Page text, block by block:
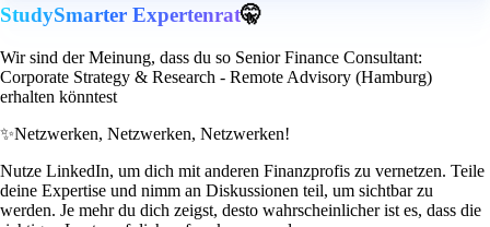
StudySmarter Expertenrat🤫
Wir sind der Meinung, dass du so Senior Finance Consultant:
Corporate Strategy & Research - Remote Advisory (Hamburg)
erhalten könntest
✨Netzwerken, Netzwerken, Netzwerken!
Nutze LinkedIn, um dich mit anderen Finanzprofis zu vernetzen. Teile
deine Expertise und nimm an Diskussionen teil, um sichtbar zu
werden. Je mehr du dich zeigst, desto wahrscheinlicher ist es, dass die